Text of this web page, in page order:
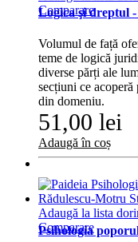
Comparare
Logica şi dreptul
Volumul de față
teme de logică
diverse părți ale
secțiuni ce
din domeniu.
51,00 lei
Adaugă în coș
Adaugă la lista
Comparare
Psihologia